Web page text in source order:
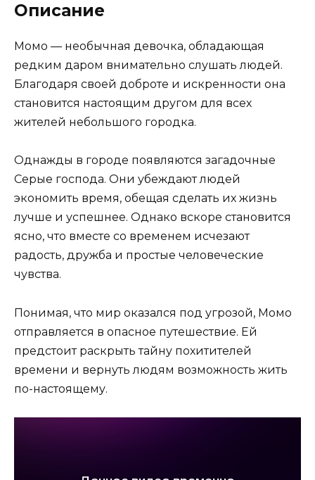
Описание
Момо — необычная девочка, обладающая
редким даром внимательно слушать людей.
Благодаря своей доброте и искренности она
становится настоящим другом для всех
жителей небольшого городка.
Однажды в городе появляются загадочные
Серые господа. Они убеждают людей
экономить время, обещая сделать их жизнь
лучше и успешнее. Однако вскоре становится
ясно, что вместе со временем исчезают
радость, дружба и простые человеческие
чувства.
Понимая, что мир оказался под угрозой, Момо
отправляется в опасное путешествие. Ей
предстоит раскрыть тайну похитителей
времени и вернуть людям возможность жить
по-настоящему.